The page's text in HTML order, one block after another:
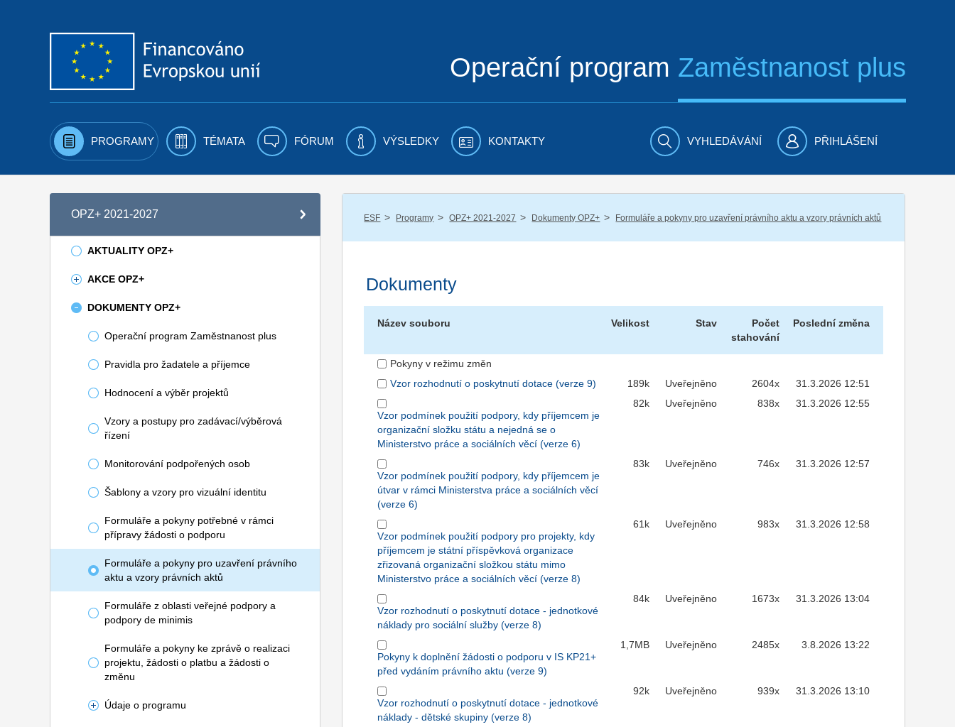
Operační program Zaměstnanost plus
PROGRAMY TÉMATA FÓRUM VÝSLEDKY KONTAKTY VYHLEDÁVÁNÍ PŘIHLÁŠENÍ
OPZ+ 2021-2027
AKTUALITY OPZ+
AKCE OPZ+
DOKUMENTY OPZ+
Operační program Zaměstnanost plus
Pravidla pro žadatele a příjemce
Hodnocení a výběr projektů
Vzory a postupy pro zadávací/výběrová
řízení
Monitorování podpořených osob
Šablony a vzory pro vizuální identitu
Formuláře a pokyny potřebné v rámci
přípravy žádosti o podporu
Formuláře a pokyny pro uzavření právního
aktu a vzory právních aktů
Formuláře z oblasti veřejné podpory a
podpory de minimis
Formuláře a pokyny ke zprávě o realizaci
projektu, žádosti o platbu a žádosti o
změnu
Údaje o programu
ESF / Programy / OPZ+ 2021-2027 / Dokumenty OPZ+ / Formuláře a pokyny pro uzavření právního aktu a vzory právních aktů
Dokumenty
Název souboru Velikost Stav
Počet
stahování
Poslední změna
Pokyny v režimu změn
Vzor rozhodnutí o poskytnutí dotace (verze 9)
189k Uveřejněno 2604x 31.3.2026 12:51
Vzor podmínek použití podpory, kdy příjemcem je
organizační složku státu a nejedná se o
Ministerstvo práce a sociálních věcí (verze 6)
82k Uveřejněno 838x 31.3.2026 12:55
Vzor podmínek použití podpory, kdy příjemcem je
útvar v rámci Ministerstva práce a sociálních věcí
(verze 6)
83k Uveřejněno 746x 31.3.2026 12:57
Vzor podmínek použití podpory pro projekty, kdy
příjemcem je státní příspěvková organizace
zřizovaná organizační složkou státu mimo
Ministerstvo práce a sociálních věcí (verze 8)
61k Uveřejněno 983x 31.3.2026 12:58
Vzor rozhodnutí o poskytnutí dotace - jednotkové
náklady pro sociální služby (verze 8)
84k Uveřejněno 1673x 31.3.2026 13:04
Pokyny k doplnění žádosti o podporu v IS KP21+
před vydáním právního aktu (verze 9)
1,7MB Uveřejněno 2485x 3.8.2026 13:22
Vzor rozhodnutí o poskytnutí dotace - jednotkové
náklady - dětské skupiny (verze 8)
92k Uveřejněno 939x 31.3.2026 13:10